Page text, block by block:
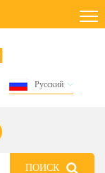
Русский